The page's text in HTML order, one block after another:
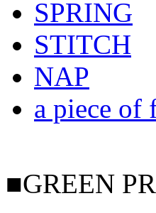
SPRING
STITCH
NAP
a piece of
■GREEN